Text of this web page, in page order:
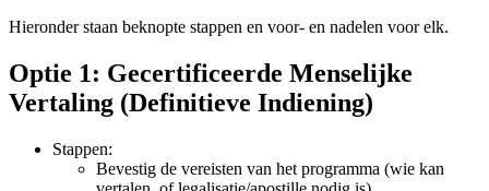
Hieronder staan beknopte stappen en voor- en nadelen voor elk.
Optie 1: Gecertificeerde Menselijke
Vertaling (Definitieve Indiening)
Stappen:
Bevestig de vereisten van het programma (wie kan